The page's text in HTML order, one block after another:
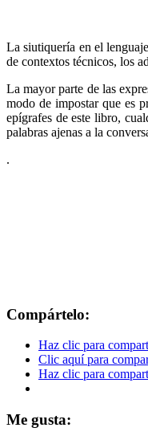
La siutiquería en el
de contextos técnicos, los
La mayor parte de las
modo de impostar que es
epígrafes de este libro,
palabras ajenas a la
.
Compártelo:
Haz clic para
Clic aquí para
Haz clic para
Me gusta: